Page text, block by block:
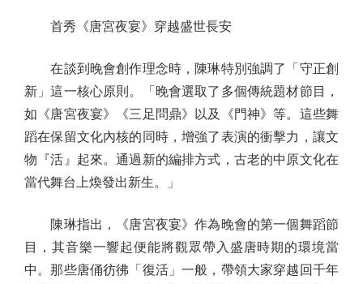
首秀《唐宮夜宴》穿越盛世長安
在談到晚會創作理念時，陳琳特別強調了「守正創
新」這一核心原則。「晚會選取了多個傳統題材節目，
如《唐宮夜宴》《三足問鼎》以及《門神》等。這些舞
蹈在保留文化內核的同時，增強了表演的衝擊力，讓文
物『活』起來。通過新的編排方式，古老的中原文化在
當代舞台上煥發出新生。」
陳琳指出，《唐宮夜宴》作為晚會的第一個舞蹈節
目，其音樂一響起便能將觀眾帶入盛唐時期的環境當
中。那些唐俑彷彿「復活」一般，帶領大家穿越回千年